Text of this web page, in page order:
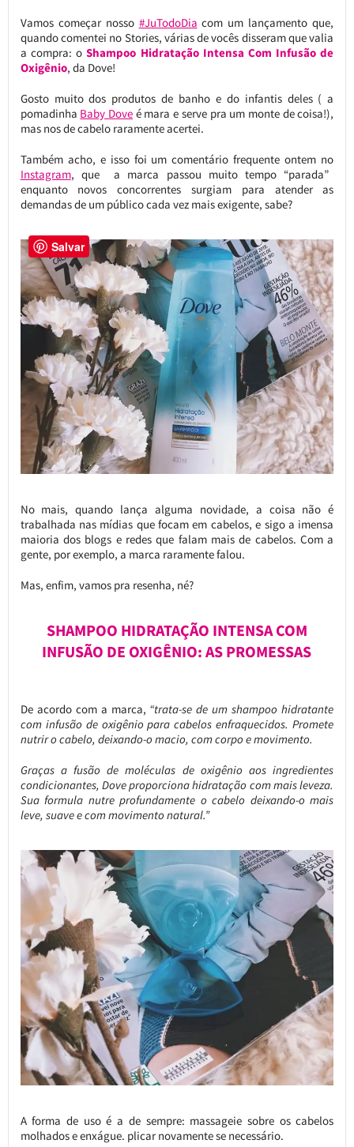
Vamos começar nosso #JuTodoDia com um lançamento que,
quando comentei no Stories, várias de vocês disseram que valia
a compra: o Shampoo Hidratação Intensa Com Infusão de
Oxigênio, da Dove!
Gosto muito dos produtos de banho e do infantis deles ( a
pomadinha Baby Dove é mara e serve pra um monte de coisa!),
mas nos de cabelo raramente acertei.
Também acho, e isso foi um comentário frequente ontem no
Instagram, que a marca passou muito tempo “parada”
enquanto novos concorrentes surgiam para atender as
demandas de um público cada vez mais exigente, sabe?
No mais, quando lança alguma novidade, a coisa não é
trabalhada nas mídias que focam em cabelos, e sigo a imensa
maioria dos blogs e redes que falam mais de cabelos. Com a
gente, por exemplo, a marca raramente falou.
Mas, enfim, vamos pra resenha, né?
SHAMPOO HIDRATAÇÃO INTENSA COM
INFUSÃO DE OXIGÊNIO: AS PROMESSAS
De acordo com a marca, “trata-se de um shampoo hidratante
com infusão de oxigênio para cabelos enfraquecidos. Promete
nutrir o cabelo, deixando-o macio, com corpo e movimento.
Graças a fusão de moléculas de oxigênio aos ingredientes
condicionantes, Dove proporciona hidratação com mais leveza.
Sua formula nutre profundamente o cabelo deixando-o mais
leve, suave e com movimento natural.”
A forma de uso é a de sempre: massageie sobre os cabelos
molhados e enxágue. plicar novamente se necessário.
Salvar